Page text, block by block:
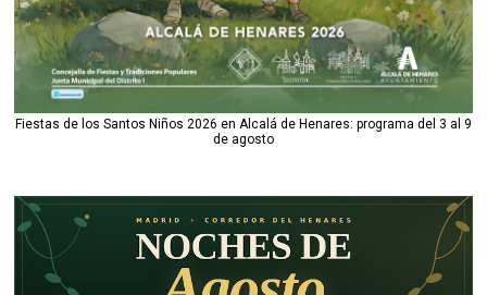
Fiestas de los Santos Niños 2026 en Alcalá de Henares: programa del 3 al 9
de agosto